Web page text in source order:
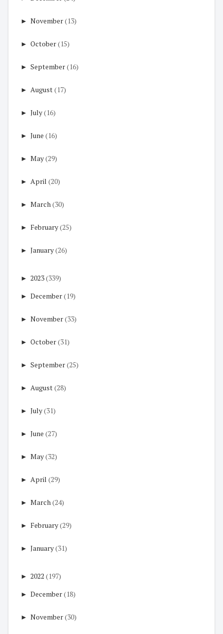
► November(13)
► October(15)
► September(16)
► August(17)
► July(16)
► June (16)
► May(29)
► April (20)
► March (30)
► February(25)
► January(26)
► 2023(339)
► December(19)
► November(33)
► October(31)
► September(25)
► August(28)
► July(31)
► June (27)
► May(32)
► April (29)
► March (24)
► February(29)
► January(31)
► 2022 (197)
► December(18)
► November(30)